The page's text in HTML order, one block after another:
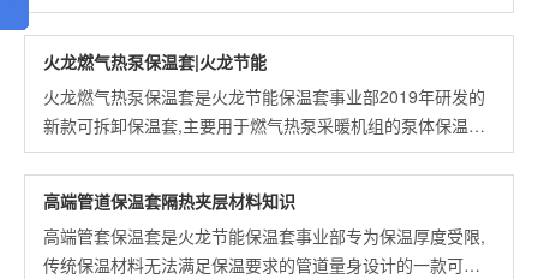
厂厂长及负责人,各部门经理参加了会议 .....
火龙燃气热泵保温套|火龙节能
火龙燃气热泵保温套是火龙节能保温套事业部2019年研发的
新款可拆卸保温套,主要用于燃气热泵采暖机组的泵体保温
.....
高端管道保温套隔热夹层材料知识
高端管套保温套是火龙节能保温套事业部专为保温厚度受限,
传统保温材料无法满足保温要求的管道量身设计的一款可拆